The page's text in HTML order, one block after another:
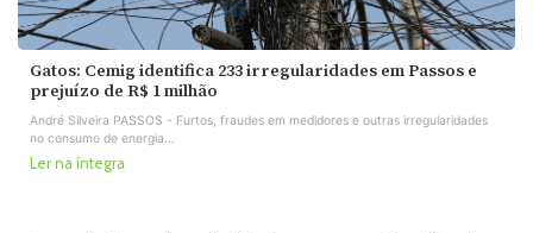
Gatos: Cemig identifica 233 irregularidades em Passos e
prejuízo de R$ 1 milhão
André Silveira PASSOS - Furtos, fraudes em medidores e outras irregularidades
no consumo de energia...
Ler na íntegra